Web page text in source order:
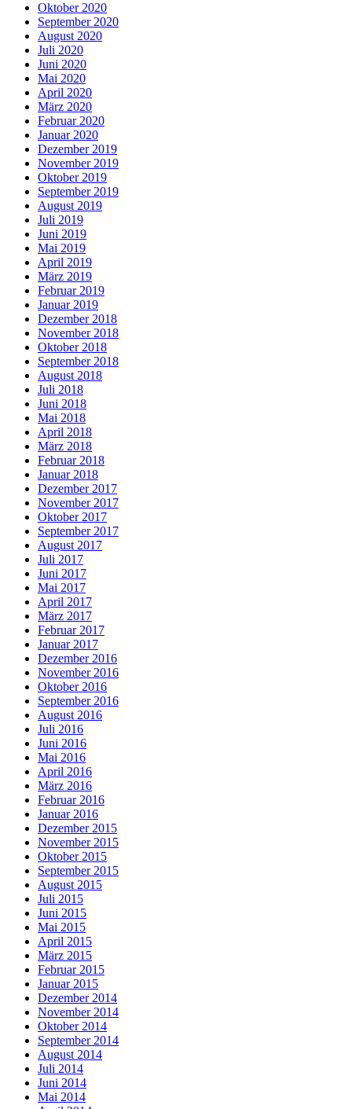
Oktober 2020
September 2020
August 2020
Juli 2020
Juni 2020
Mai 2020
April 2020
März 2020
Februar 2020
Januar 2020
Dezember 2019
November 2019
Oktober 2019
September 2019
August 2019
Juli 2019
Juni 2019
Mai 2019
April 2019
März 2019
Februar 2019
Januar 2019
Dezember 2018
November 2018
Oktober 2018
September 2018
August 2018
Juli 2018
Juni 2018
Mai 2018
April 2018
März 2018
Februar 2018
Januar 2018
Dezember 2017
November 2017
Oktober 2017
September 2017
August 2017
Juli 2017
Juni 2017
Mai 2017
April 2017
März 2017
Februar 2017
Januar 2017
Dezember 2016
November 2016
Oktober 2016
September 2016
August 2016
Juli 2016
Juni 2016
Mai 2016
April 2016
März 2016
Februar 2016
Januar 2016
Dezember 2015
November 2015
Oktober 2015
September 2015
August 2015
Juli 2015
Juni 2015
Mai 2015
April 2015
März 2015
Februar 2015
Januar 2015
Dezember 2014
November 2014
Oktober 2014
September 2014
August 2014
Juli 2014
Juni 2014
Mai 2014